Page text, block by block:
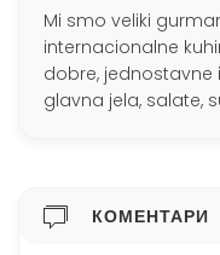
Mi smo veliki
internacionalne
dobre, jednostavne
glavna jela, salate,
КОМЕНТАРИ